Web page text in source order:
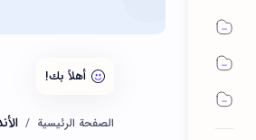
الصفحة الرئيسية